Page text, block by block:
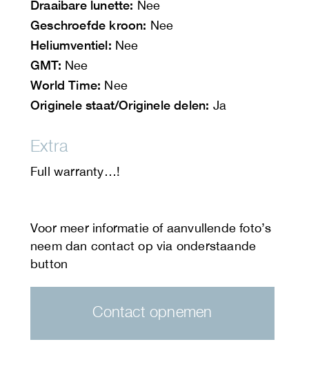
Draaibare lunette: Nee
Geschroefde kroon: Nee
Heliumventiel: Nee
GMT: Nee
World Time: Nee
Originele staat/Originele delen: Ja
Extra
Full warranty…!
Contact opnemen